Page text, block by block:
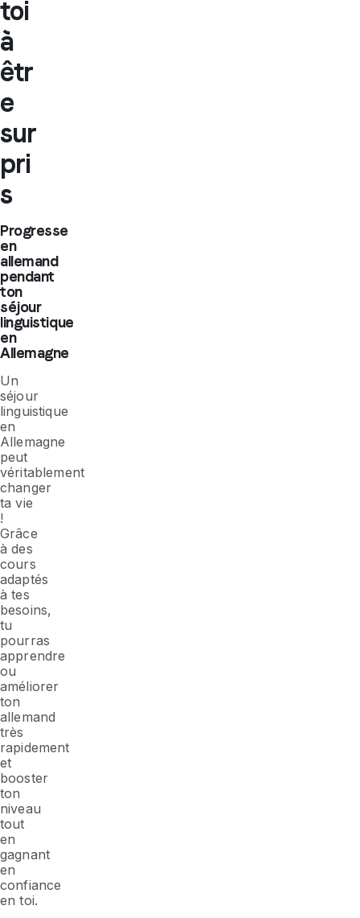
toi
à
êtr
e
sur
pri
s
Progresse
en
allemand
pendant
ton
séjour
linguistique
en
Allemagne
Un
séjour
linguistique
en
Allemagne
peut
véritablement
changer
ta vie
!
Grâce
à des
cours
adaptés
à tes
besoins,
tu
pourras
apprendre
ou
améliorer
ton
allemand
très
rapidement
et
booster
ton
niveau
tout
en
gagnant
en
confiance
en toi.